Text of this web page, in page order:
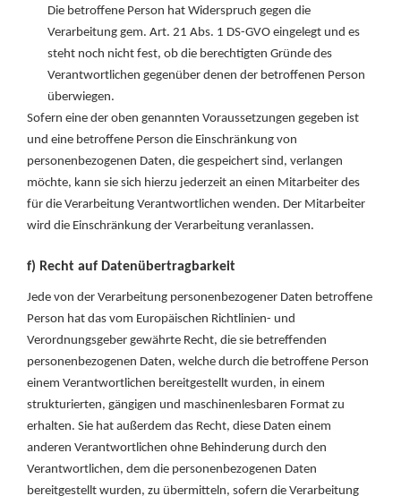
Die betroffene Person hat Widerspruch gegen die
Verarbeitung gem. Art. 21 Abs. 1 DS-GVO eingelegt und es
steht noch nicht fest, ob die berechtigten Gründe des
Verantwortlichen gegenüber denen der betroffenen Person
überwiegen.
Sofern eine der oben genannten Voraussetzungen gegeben ist
und eine betroffene Person die Einschränkung von
personenbezogenen Daten, die gespeichert sind, verlangen
möchte, kann sie sich hierzu jederzeit an einen Mitarbeiter des
für die Verarbeitung Verantwortlichen wenden. Der Mitarbeiter
wird die Einschränkung der Verarbeitung veranlassen.
f) Recht auf Datenübertragbarkeit
Jede von der Verarbeitung personenbezogener Daten betroffene
Person hat das vom Europäischen Richtlinien- und
Verordnungsgeber gewährte Recht, die sie betreffenden
personenbezogenen Daten, welche durch die betroffene Person
einem Verantwortlichen bereitgestellt wurden, in einem
strukturierten, gängigen und maschinenlesbaren Format zu
erhalten. Sie hat außerdem das Recht, diese Daten einem
anderen Verantwortlichen ohne Behinderung durch den
Verantwortlichen, dem die personenbezogenen Daten
bereitgestellt wurden, zu übermitteln, sofern die Verarbeitung